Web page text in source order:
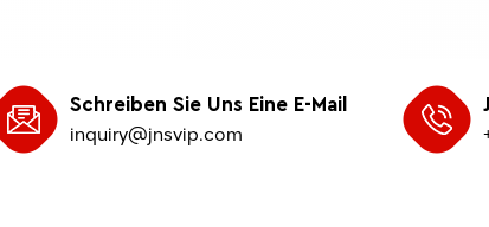
Schreiben Sie Uns Eine E-Mail
inquiry@jnsvip.com